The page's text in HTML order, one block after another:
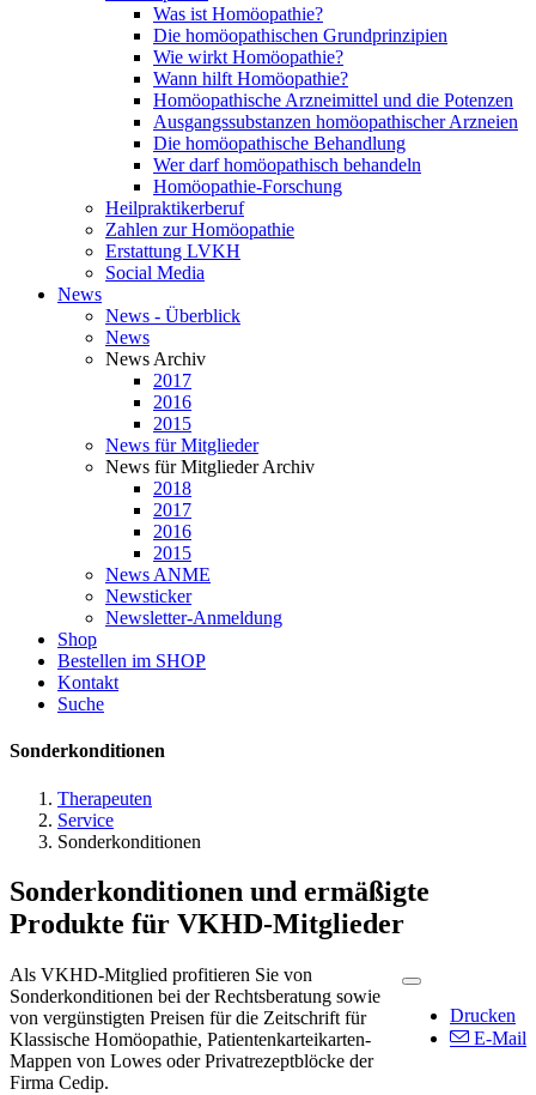
Was ist Homöopathie?
Die homöopathischen Grundprinzipien
Wie wirkt Homöopathie?
Wann hilft Homöopathie?
Homöopathische Arzneimittel und die Potenzen
Ausgangssubstanzen homöopathischer Arzneien
Die homöopathische Behandlung
Wer darf homöopathisch behandeln
Homöopathie-Forschung
Heilpraktikerberuf
Zahlen zur Homöopathie
Erstattung LVKH
Social Media
News
News - Überblick
News
News Archiv
2017
2016
2015
News für Mitglieder
News für Mitglieder Archiv
2018
2017
2016
2015
News ANME
Newsticker
Newsletter-Anmeldung
Shop
Bestellen im SHOP
Kontakt
Suche
Sonderkonditionen
Therapeuten
Service
Sonderkonditionen
Sonderkonditionen und ermäßigte
Produkte für VKHD-Mitglieder
Drucken
E-Mail
Als VKHD-Mitglied profitieren Sie von
Sonderkonditionen bei der Rechtsberatung sowie
von vergünstigten Preisen für die Zeitschrift für
Klassische Homöopathie, Patientenkarteikarten-
Mappen von Lowes oder Privatrezeptblöcke der
Firma Cedip.